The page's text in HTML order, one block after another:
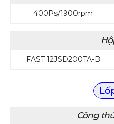
400Ps/1900rpm
FAST 12JSD200TA-B
Công